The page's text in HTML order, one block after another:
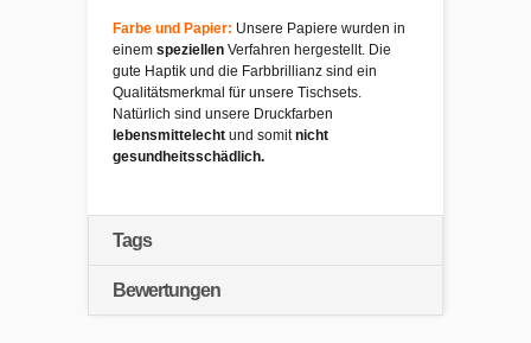
Farbe und Papier: Unsere Papiere wurden in
einem speziellen Verfahren hergestellt. Die
gute Haptik und die Farbbrillianz sind ein
Qualitätsmerkmal für unsere Tischsets.
Natürlich sind unsere Druckfarben
lebensmittelecht und somitnicht
gesundheitsschädlich.
Tags
Bewertungen